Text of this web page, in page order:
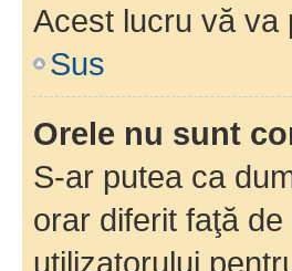
Acest lucru vă va
Sus
Orele nu sunt
S-ar putea ca
orar diferit faţă
utilizatorului